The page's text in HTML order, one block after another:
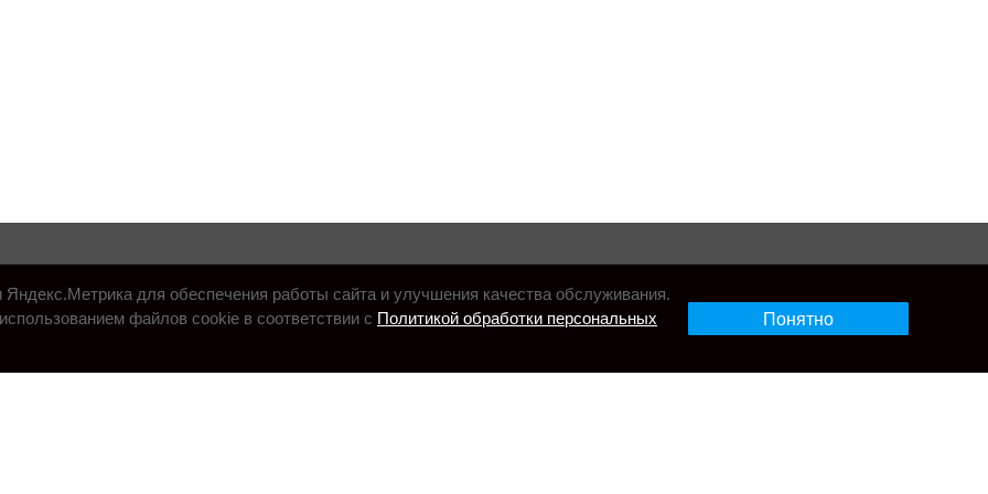
для обеспечения работы сайта и улучшения качества обслуживания.
файлов cookie в соответствии с Политикой обработки персональных
Понятно